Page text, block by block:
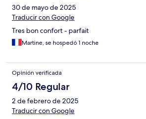
30 de mayo de 2025
Traducir con Google
Tres bon confort - parfait
Martine, se hospedó 1 noche
Opinión verificada
4/10 Regular
2 de febrero de 2025
Traducir con Google